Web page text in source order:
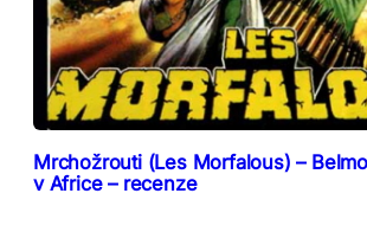
Mrchožrouti (Les Morfalous) –
v Africe – recenze